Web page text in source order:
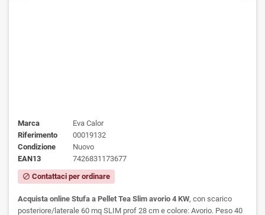
Marca
Eva Calor
Riferimento
00019132
Condizione
Nuovo
EAN13
7426831173677
block Contattaci per ordinare
Acquista online Stufa a Pellet Tea Slim avorio 4 KW, con scarico
posteriore/laterale 60 mq SLIM prof 28 cm e colore: Avorio. Peso 40